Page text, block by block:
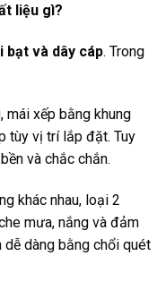
liệu gì?
bạt và dây cáp. Trong
mái xếp bằng khung
tùy vị trí lắp đặt. Tuy
và chắc chắn.
khác nhau, loại 2
mưa, nắng và đảm
dễ dàng bằng chổi quét